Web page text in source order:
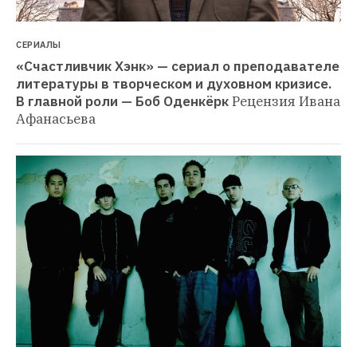
СЕРИАЛЫ
«Счастливчик Хэнк» — сериал о преподавателе
литературы в творческом и духовном кризисе.
В главной роли — Боб ОденкёркРецензия Ивана
Афанасьева